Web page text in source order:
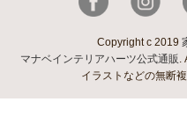
Copyright c 2019
マナベインテリアハーツ公式通販 .
イラストなどの無断